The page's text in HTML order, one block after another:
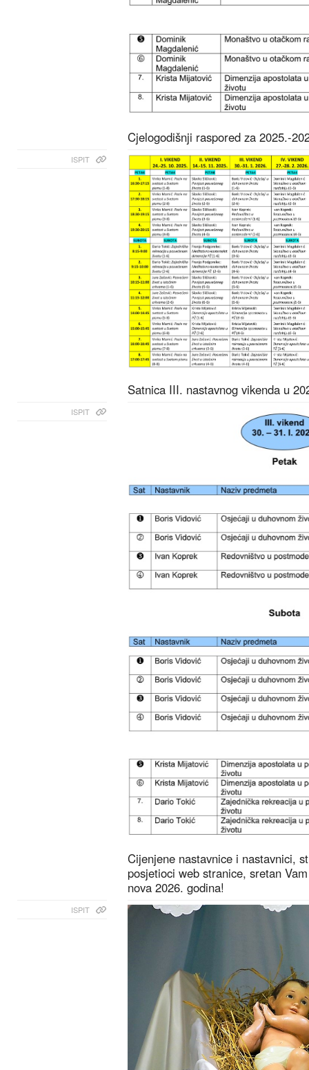
Cjelogodišnji raspored za 2025.-
ISPIT
Satnica III. nastavnog vikenda u
ISPIT
Cijenjene nastavnice i nastavnici,
posjetioci web stranice, sretan
nova 2026. godina!
ISPIT